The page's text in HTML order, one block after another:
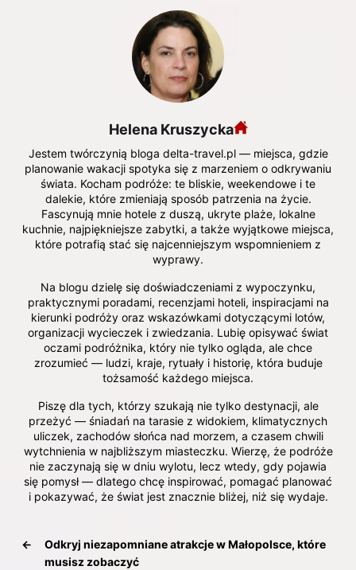
Helena Kruszycka
Jestem twórczynią bloga delta-travel.pl — miejsca, gdzie
planowanie wakacji spotyka się z marzeniem o odkrywaniu
świata. Kocham podróże: te bliskie, weekendowe i te
dalekie, które zmieniają sposób patrzenia na życie.
Fascynują mnie hotele z duszą, ukryte plaże, lokalne
kuchnie, najpiękniejsze zabytki, a także wyjątkowe miejsca,
które potrafią stać się najcenniejszym wspomnieniem z
wyprawy.
Na blogu dzielę się doświadczeniami z wypoczynku,
praktycznymi poradami, recenzjami hoteli, inspiracjami na
kierunki podróży oraz wskazówkami dotyczącymi lotów,
organizacji wycieczek i zwiedzania. Lubię opisywać świat
oczami podróżnika, który nie tylko ogląda, ale chce
zrozumieć — ludzi, kraje, rytuały i historię, która buduje
tożsamość każdego miejsca.
Piszę dla tych, którzy szukają nie tylko destynacji, ale
przeżyć — śniadań na tarasie z widokiem, klimatycznych
uliczek, zachodów słońca nad morzem, a czasem chwili
wytchnienia w najbliższym miasteczku. Wierzę, że podróże
nie zaczynają się w dniu wylotu, lecz wtedy, gdy pojawia
się pomysł — dlatego chcę inspirować, pomagać planować
i pokazywać, że świat jest znacznie bliżej, niż się wydaje.
←
Odkryj niezapomniane atrakcje w Małopolsce, które
musisz zobaczyć